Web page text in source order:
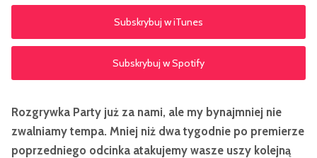
Subskrybuj w iTunes
Subskrybuj w Spotify
Rozgrywka Party już za nami, ale my bynajmniej nie
zwalniamy tempa. Mniej niż dwa tygodnie po premierze
poprzedniego odcinka atakujemy wasze uszy kolejną